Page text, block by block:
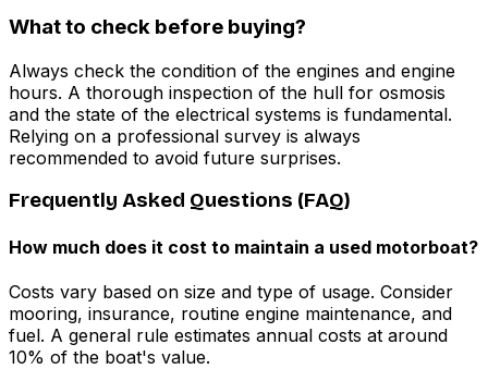
What to check before buying?
Always check the condition of the engines and engine
hours. A thorough inspection of the hull for osmosis
and the state of the electrical systems is fundamental.
Relying on a professional survey is always
recommended to avoid future surprises.
Frequently Asked Questions (FAQ)
How much does it cost to maintain a used motorboat?
Costs vary based on size and type of usage. Consider
mooring, insurance, routine engine maintenance, and
fuel. A general rule estimates annual costs at around
10% of the boat's value.